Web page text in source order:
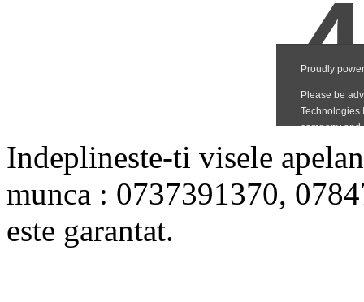
Indeplineste-ti visele
munca : 0737391370,
este garantat.